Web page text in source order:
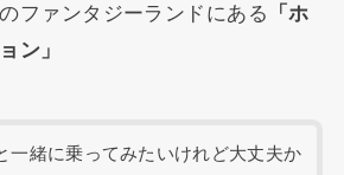
ファンタジーランドにある 「ホ
ン」
一緒に乗ってみたいけれど大丈夫か